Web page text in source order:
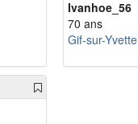
Ivanhoe_56
70 ans
Gif-sur-Yvette